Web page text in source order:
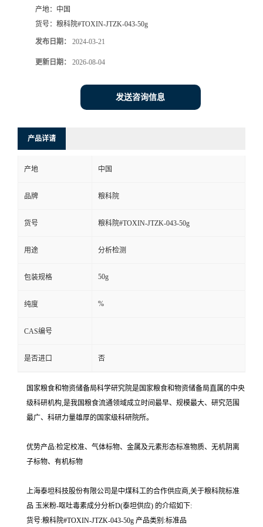
产地： 中国
货号： 粮科院#TOXIN-JTZK-043-50g
发布日期： 2024-03-21
更新日期： 2026-08-04
发送咨询信息
产品详请
产地 中国
品牌 粮科院
货号 粮科院#TOXIN-JTZK-043-50g
用途 分析检测
包装规格 50g
纯度 %
CAS编号
是否进口 否
国家粮食和物资储备局科学研究院是国家粮食和物资储备局直属的中央
级科研机构,是我国粮食流通领域成立时间最早、规模最大、研究范围
最广、科研力量雄厚的国家级科研院所。
优势产品:检定校准、气体标物、金属及元素形态标准物质、无机阴离
子标物、有机标物
上海泰坦科技股份有限公司是中煤科工的合作供应商,关于粮科院标准
品 玉米粉‐呕吐毒素成分分析D(泰坦供应) 的介绍如下:
货号:粮科院#TOXIN-JTZK-043-50g 产品类别:标准品